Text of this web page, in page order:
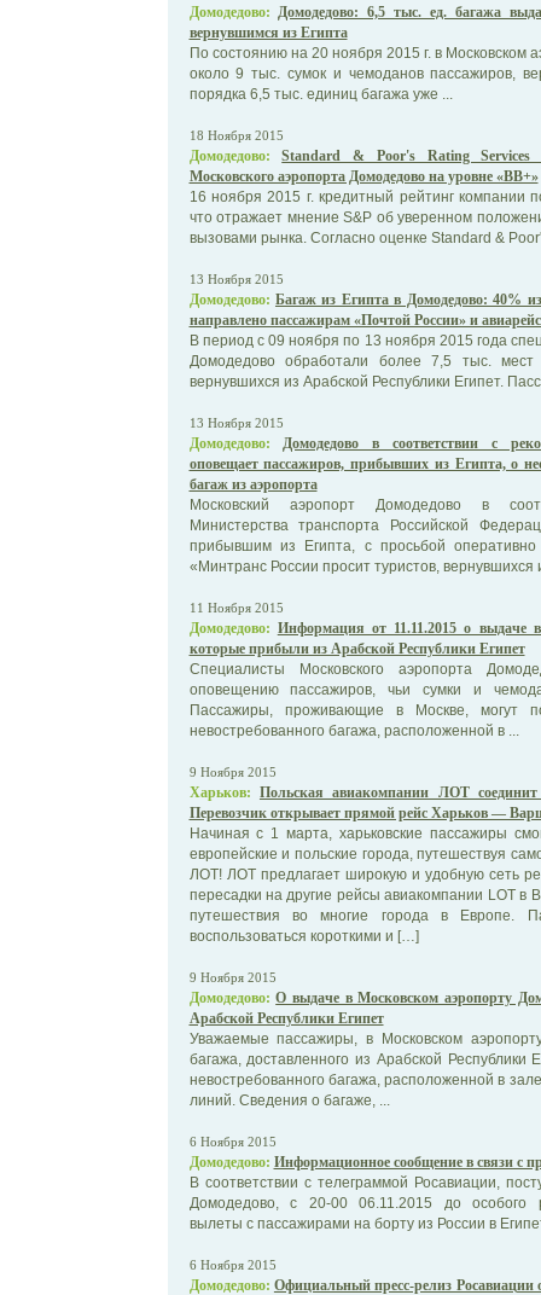
Домодедово: Домодедово: 6,5 тыс. ед. багажа
вернувшимся из Египта
По состоянию на 20 ноября 2015 г. в Московском
около 9 тыс. сумок и чемоданов пассажиров,
порядка 6,5 тыс. единиц багажа уже ...
18 Ноября 2015
Домодедово:
Standard & Poor's Rating Services
Московского аэропорта Домодедово на уровне «ВВ+»
16 ноября 2015 г. кредитный рейтинг компании
что отражает мнение S&P об уверенном
вызовами рынка. Согласно оценке Standard &
13 Ноября 2015
Домодедово: Багаж из Египта в Домодедово: 40%
направлено пассажирам «Почтой России» и
В период с 09 ноября по 13 ноября 2015 года
Домодедово обработали более 7,5 тыс. мест
вернувшихся из Арабской Республики Египет.
13 Ноября 2015
Домодедово:
Домодедово в соответствии с
оповещает пассажиров, прибывших из Египта, о
багаж из аэропорта
Московский аэропорт Домодедово в
Министерства транспорта Российской
прибывшим из Египта, с просьбой
«Минтранс России просит туристов, вернувшихся
11 Ноября 2015
Домодедово: Информация от 11.11.2015 о выдаче
которые прибыли из Арабской Республики Египет
Специалисты Московского аэропорта
оповещению пассажиров, чьи сумки и
Пассажиры, проживающие в Москве, могут
невостребованного багажа, расположенной в ...
9 Ноября 2015
Харьков: Польская авиакомпании ЛОТ
Перевозчик открывает прямой рейс Харьков —
Начиная с 1 марта, харьковские пассажиры
европейские и польские города, путешествуя
ЛОТ! ЛОТ предлагает широкую и удобную сеть
пересадки на другие рейсы авиакомпании LOT в
путешествия во многие города в Европе.
воспользоваться короткими и […]
9 Ноября 2015
Домодедово: О выдаче в Московском аэропорту
Арабской Республики Египет
Уважаемые пассажиры, в Московском
багажа, доставленного из Арабской Республики
невостребованного багажа, расположенной в
линий. Сведения о багаже, ...
6 Ноября 2015
Домодедово: Информационное сообщение в связи c
В соответствии с телеграммой Росавиации,
Домодедово, с 20-00 06.11.2015 до особого
вылеты с пассажирами на борту из России в
6 Ноября 2015
Домодедово: Официальный пресс-релиз